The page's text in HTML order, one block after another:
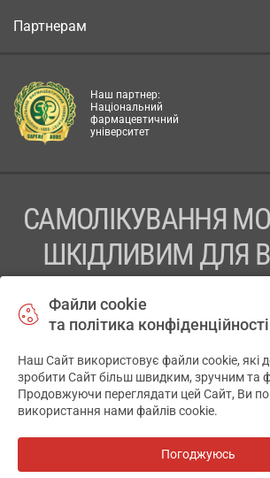
Партнерам
Наш партнер:
Національний
фармацевтичний
університет
САМОЛІКУВАННЯ
ШКІДЛИВИМ ДЛЯ
ПЕРЕД ЗАСТОСУВАННЯМ ПРЕПАРАТУ
ТОВ «АПТЕКА 911.ЮА» Код ЄДРПОУ
Відмова від
© 2014-2026. Медична інформаційна
Файли cookie
та політика конфіденційності
Наш Сайт використовує файли cookie, які
зробити Сайт більш швидким, зручним та
Продовжуючи переглядати цей Сайт, Ви
використання нами файлів cookie.
Погоджуюсь